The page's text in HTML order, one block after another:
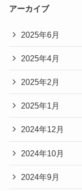
アーカイブ
2025年6月
2025年4月
2025年2月
2025年1月
2024年12月
2024年10月
2024年9月